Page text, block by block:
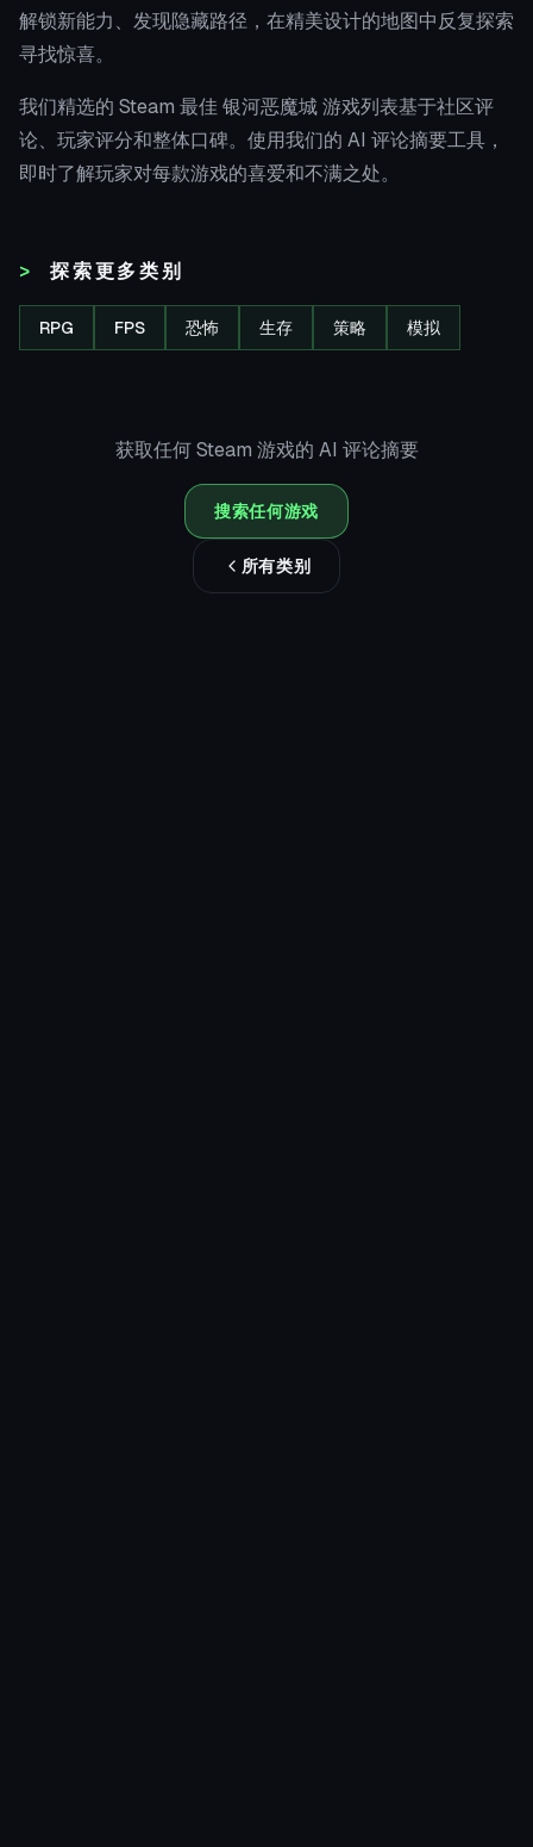
解锁新能力、发现隐藏路径，在精美设计的地图中反复探索
寻找惊喜。
我们精选的 Steam 最佳 银河恶魔城 游戏列表基于社区评
论、玩家评分和整体口碑。使用我们的 AI 评论摘要工具，
即时了解玩家对每款游戏的喜爱和不满之处。
探索更多类别
RPG FPS 恐怖 生存 策略 模拟
获取任何 Steam 游戏的 AI 评论摘要
搜索任何游戏
所有类别